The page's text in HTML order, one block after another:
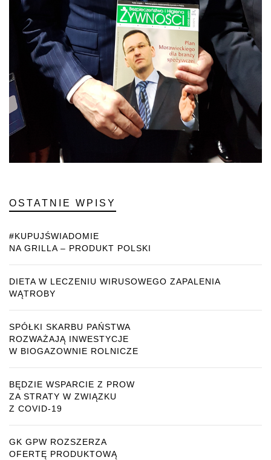
OSTATNIE WPISY
#KUPUJŚWIADOMIE
NA GRILLA – PRODUKT POLSKI
DIETA W LECZENIU WIRUSOWEGO ZAPALENIA
WĄTROBY
SPÓŁKI SKARBU PAŃSTWA
ROZWAŻAJĄ INWESTYCJE
W BIOGAZOWNIE ROLNICZE
BĘDZIE WSPARCIE Z PROW
ZA STRATY W ZWIĄZKU
Z COVID-19
GK GPW ROZSZERZA
OFERTĘ PRODUKTOWĄ